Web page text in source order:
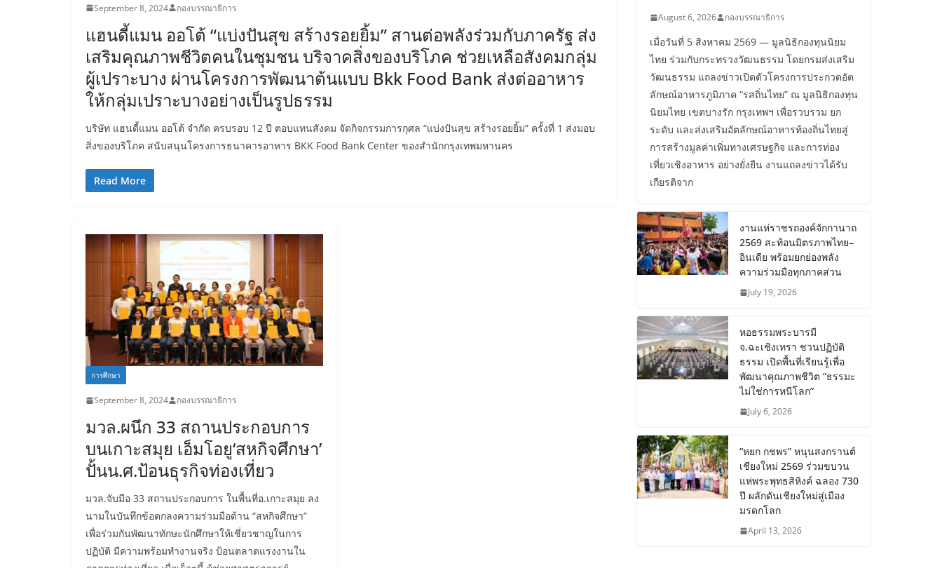
September 8, 2024 กองบรรณาธิการ
แฮนดี้แมน ออโต้ “แบ่งปันสุข สร้างรอยยิ้ม” สานต่อพลังร่วมกับภาครัฐ ส่ง
เสริมคุณภาพชีวิตคนในชุมชน บริจาคสิ่งของบริโภค ช่วยเหลือสังคมกลุ่ม
ผู้เปราะบาง ผ่านโครงการพัฒนาต้นแบบ Bkk Food Bank ส่งต่ออาหาร
ให้กลุ่มเปราะบางอย่างเป็นรูปธรรม
บริษัท แฮนดี้แมน ออโต้ จำกัด ครบรอบ 12 ปี ตอบแทนสังคม จัดกิจกรรมการกุศล “แบ่งปันสุข สร้างรอยยิ้ม” ครั้งที่ 1 ส่งมอบ
สิ่งของบริโภค สนับสนุนโครงการธนาคารอาหาร BKK Food Bank Center ของสำนักกรุงเทพมหานคร
Read More
การศึกษา
September 8, 2024 กองบรรณาธิการ
มวล.ผนึก 33 สถานประกอบการ
บนเกาะสมุย เอ็มโอยู‘สหกิจศึกษา’
ปั้นน.ศ.ป้อนธุรกิจท่องเที่ยว
มวล.จับมือ 33 สถานประกอบการ ในพื้นที่อ.เกาะสมุย ลง
นามในบันทึกข้อตกลงความร่วมมือด้าน “สหกิจศึกษา”
เพื่อร่วมกันพัฒนาทักษะนักศึกษาให้เชี่ยวชาญในการ
ปฏิบัติ มีความพร้อมทำงานจริง ป้อนตลาดแรงงานใน
August 6, 2026 กองบรรณาธิการ
เมื่อวันที่ 5 สิงหาคม 2569 — มูลนิธิกองทุนนิยม
ไทย ร่วมกับกระทรวงวัฒนธรรม โดยกรมส่งเสริม
วัฒนธรรม แถลงข่าวเปิดตัวโครงการประกวดอัต
ลักษณ์อาหารภูมิภาค “รสถิ่นไทย” ณ มูลนิธิกองทุน
นิยมไทย เขตบางรัก กรุงเทพฯ เพื่อรวบรวม ยก
ระดับ และส่งเสริมอัตลักษณ์อาหารท้องถิ่นไทยสู่
การสร้างมูลค่าเพิ่มทางเศรษฐกิจ และการท่อง
เที่ยวเชิงอาหาร อย่างยั่งยืน งานแถลงข่าวได้รับ
เกียรติจาก
งานแห่ราชรถองค์จักกานาถ
2569 สะท้อนมิตรภาพไทย–
อินเดีย พร้อมยกย่องพลัง
ความร่วมมือทุกภาคส่วน
July 19, 2026
หอธรรมพระบารมี
จ.ฉะเชิงเทรา ชวนปฏิบัติ
ธรรม เปิดพื้นที่เรียนรู้เพื่อ
พัฒนาคุณภาพชีวิต “ธรรมะ
ไม่ใช่การหนีโลก”
July 6, 2026
“หยก กชพร” หนุนสงกรานต์
เชียงใหม่ 2569 ร่วมขบวน
แห่พระพุทธสิหิงค์ ฉลอง 730
ปี ผลักดันเชียงใหม่สู่เมือง
มรดกโลก
April 13, 2026